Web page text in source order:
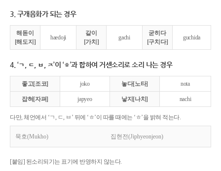
3. 구개음화가 되는 경우
해돋이
[해도지]
haedoji
같이
[가치]
gachi
굳히다
[구치다]
guchida
4. ‘ㄱ, ㄷ, ㅂ, ㅈ’이 ‘ㅎ’과 합하여 거센소리로 소리 나는 경우
좋고[조코] joko 놓다[노타] nota
잡혀[자펴] japyeo 낳지[나치] nachi
다만, 체언에서 ‘ㄱ, ㄷ, ㅂ’ 뒤에 ‘ㅎ’이 따를 때에는 ‘ㅎ’을 밝혀 적는다.
묵호(Mukho) 집현전(Jiphyeonjeon)
[붙임] 된소리되기는 표기에 반영하지 않는다.